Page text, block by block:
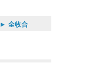
► 全收合